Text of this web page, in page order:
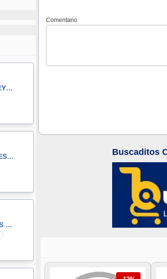
INNOVESTPERU MIREYKA GROUP SAC
GAVI PERU AUTOPARTES DONGFENG y DFSK GLORY
DIAZ INGENIEROS SRL
Comentario
Buscaditos